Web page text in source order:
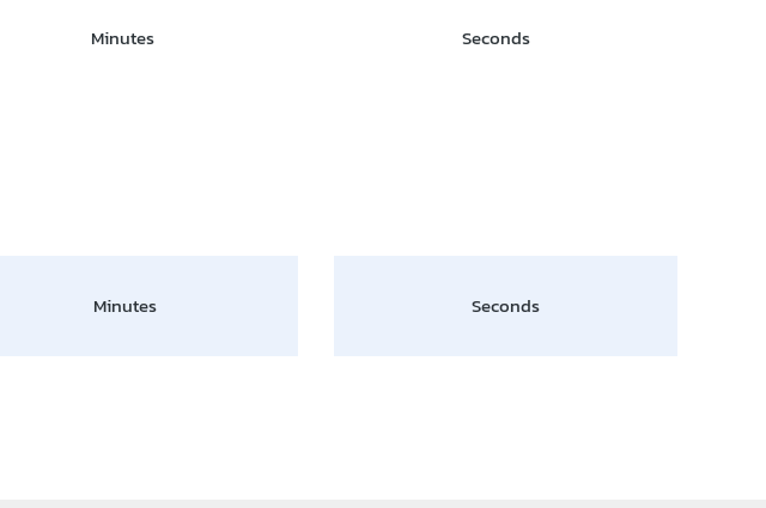
Minutes Seconds
Minutes Seconds